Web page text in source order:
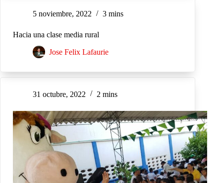
5 noviembre, 2022 3 mins
Hacia una clase media rural
Jose Felix Lafaurie
31 octubre, 2022 2 mins